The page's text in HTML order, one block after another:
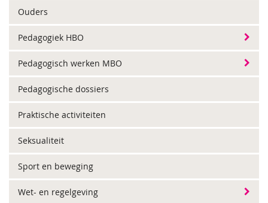
Ouders
Pedagogiek HBO
Pedagogisch werken MBO
Pedagogische dossiers
Praktische activiteiten
Seksualiteit
Sport en beweging
Wet- en regelgeving